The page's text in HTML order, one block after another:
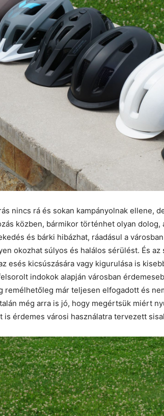
nincs rá és sokan kampányolnak ellene,
közben, bármikor történhet olyan dolog,
és bárki hibázhat, ráadásul a
okozhat súlyos és halálos sérülést. És
esés kicsúszására vagy kigurulása is
indokok alapján városban
remélhetőleg már teljesen elfogadott és
még arra is jó, hogy megértsük miért
is érdemes városi használatra tervezett